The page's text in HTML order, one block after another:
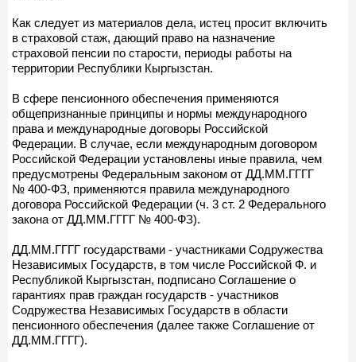
Как следует из материалов дела, истец просит включить
в страховой стаж, дающий право на назначение
страховой пенсии по старости, периоды работы на
территории Республики Кыргызстан.
В сфере пенсионного обеспечения применяются
общепризнанные принципы и нормы международного
права и международные договоры Российской
Федерации. В случае, если международным договором
Российской Федерации установлены иные правила, чем
предусмотрены Федеральным законом от ДД.ММ.ГГГГ
№ 400-ФЗ, применяются правила международного
договора Российской Федерации (ч. 3 ст. 2 Федерального
закона от ДД.ММ.ГГГГ № 400-ФЗ).
ДД.ММ.ГГГГ государствами - участниками Содружества
Независимых Государств, в том числе Российской Ф. и
Республикой Кыргызстан, подписано Соглашение о
гарантиях прав граждан государств - участников
Содружества Независимых Государств в области
пенсионного обеспечения (далее также Соглашение от
ДД.ММ.ГГГГ).